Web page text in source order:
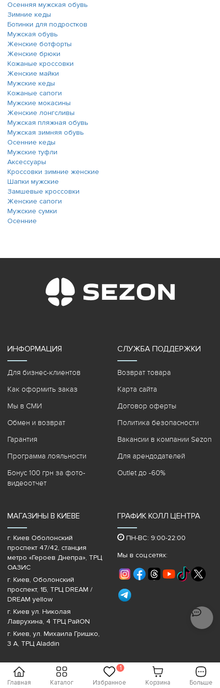
Главная Каталог Избранное
1
Корзина Больше
Осенняя мужская обувь
Зимние кеды
Ботинки для подростков
Мужская обувь
Женские ботфорты
Женские брюки
Кожаные кроссовки
Женские майки
Мужские кеды
Кожаные сапоги
Мужские мокасины
Женские лонгсливы
Мужская пляжная обувь
Мужская зимняя обувь
Осенние кеды
Мужские туфли
Аксессуары
Кроссовки зимние женские
Шапки мужские
Замшевые кроссовки
Женские сапоги
Мужские сумки
Осенние
ИНФОРМАЦИЯ
Для бизнес-клиентов
Как оформить заказ
Мы в СМИ
Обмен и возврат
Гарантия
Программа лояльности
Бонус 100 грн за фото-
видеоотчет
СЛУЖБА ПОДДЕРЖКИ
Возврат товара
Карта сайта
Договор оферты
Политика безопасности
Вакансии в компании Sezon
Для арендодателей
Outlet до -60%
МАГАЗИНЫ В КИЕВЕ
г. Киев Оболонский
проспект 47/42, станция
метро «Героев Днепра»‎, ТРЦ
ОАЗИС
г. Киев, Оболонский
проспект, 1Б, ТРЦ DREAM /
DREAM yellow
г. Киев ул. Николая
Лаврухина, 4 ТРЦ РайON
г. Киев, ул. Михаила Гришко,
3 А, ТРЦ Aladdin
ГРАФИК КОЛЛ ЦЕНТРА
ПН-ВС: 9:00-22:00
Мы в соц.сетях: